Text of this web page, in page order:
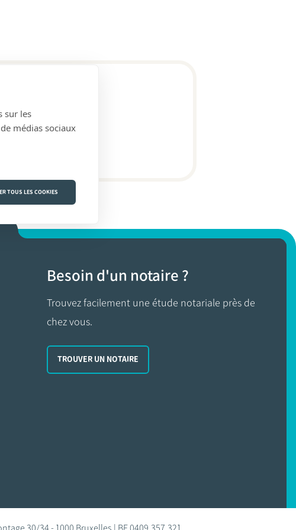
Besoin d'un notaire ?
Trouvez facilement une étude notariale près de
chez vous.
TROUVER UN NOTAIRE
sur les
médias sociaux
TOUS LES COOKIES